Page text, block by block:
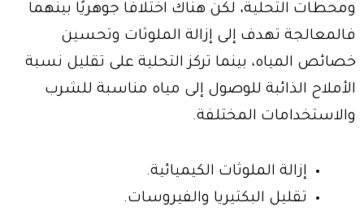
ومحطات التحلية، لكن هناك اختلافًا جوهريًا بينهما
فالمعالجة تهدف إلى إزالة الملوثات وتحسين
خصائص المياه، بينما تركز التحلية على تقليل نسبة
الأملاح الذائبة للوصول إلى مياه مناسبة للشرب
والاستخدامات المختلفة.
إزالة الملوثات الكيميائية.
تقليل البكتيريا والفيروسات.